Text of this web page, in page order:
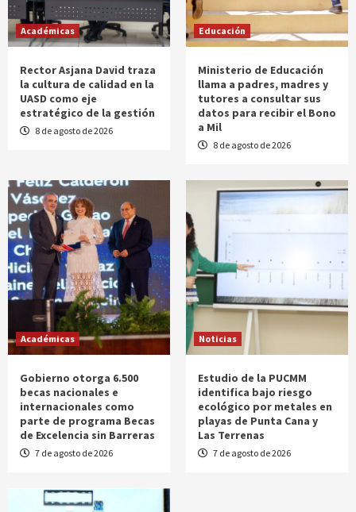
Académicas
Rector Asjana David traza
la cultura de calidad en la
UASD como eje
estratégico de la gestión
8 de agosto de 2026
Educación
Ministerio de Educación
llama a padres, madres y
tutores a consultar sus
datos para recibir el Bono
a Mil
8 de agosto de 2026
Académicas
Gobierno otorga 6.500
becas nacionales e
internacionales como
parte de programa Becas
de Excelencia sin Barreras
7 de agosto de 2026
Noticias
Estudio de la PUCMM
identifica bajo riesgo
ecológico por metales en
playas de Punta Cana y
Las Terrenas
7 de agosto de 2026